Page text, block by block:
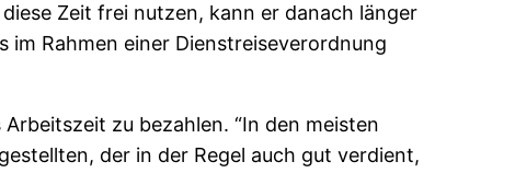
Zeit frei nutzen, kann er danach länger
im Rahmen einer Dienstreiseverordnung
zu bezahlen. “In den meisten
der in der Regel auch gut verdient,